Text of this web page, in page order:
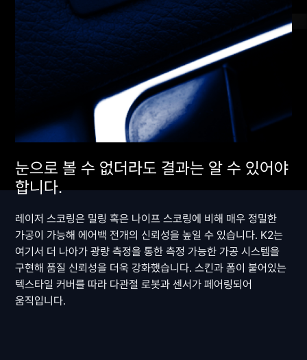
눈으로 볼 수 없더라도 결과는 알 수 있어야
합니다.
레이저 스코링은 밀링 혹은 나이프 스코링에 비해 매우 정밀한
가공이 가능해 에어백 전개의 신뢰성을 높일 수 있습니다. K2는
여기서 더 나아가 광량 측정을 통한 측정 가능한 가공 시스템을
구현해 품질 신뢰성을 더욱 강화했습니다. 스킨과 폼이 붙어있는
텍스타일 커버를 따라 다관절 로봇과 센서가 페어링되어
움직입니다.